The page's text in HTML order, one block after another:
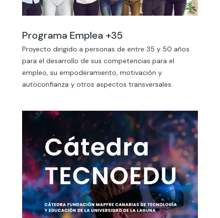
Programa Emplea +35
Proyecto dirigido a personas de entre 35 y 50 años
para el desarrollo de sus competencias para el
empleo, su empoderamiento, motivación y
autoconfianza y otros aspectos transversales.